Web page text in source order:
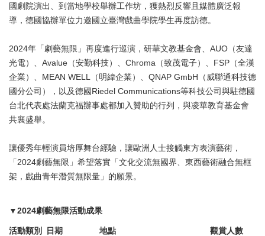
國劇院演出、到當地學校舉辦工作坊，獲熱烈反響且媒體廣泛報
導，德國協辦單位力邀國立臺灣戲曲學院學生再度訪德。
2024年「劇藝無限」再度進行巡演，研華文教基金會、AUO（友達
光電）、Avalue（安勤科技）、Chroma（致茂電子）、FSP（全漢
企業）、MEAN WELL（明緯企業）、QNAP GmbH（威聯通科技德
國分公司），以及德國Riedel Communications等科技公司與駐德國
台北代表處法蘭克福辦事處都加入贊助的行列，與凌華教育基金會
共襄盛舉。
讓優秀年輕演員培厚舞台經驗，讓歐洲人士接觸東方表演藝術，
「2024劇藝無限」希望落實「文化交流無國界、東西藝術融合無框
架，戲曲青年潛質無限量」的願景。
▼2024劇藝無限活動成果
活動類別 日期 地點 觀賞人數